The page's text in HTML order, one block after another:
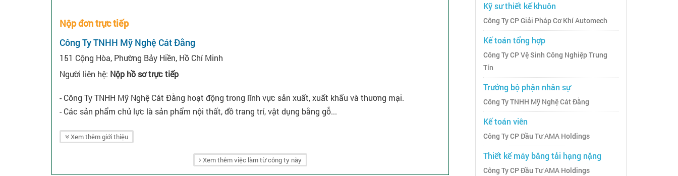
Nộp đơn trực tiếp
Công Ty TNHH Mỹ Nghệ Cát Đằng
151 Cộng Hòa, Phường Bảy Hiền, Hồ Chí Minh
Người liên hệ: Nộp hồ sơ trực tiếp
- Công Ty TNHH Mỹ Nghệ Cát Đằng hoạt động trong lĩnh vực sản xuất, xuất khẩu và thương mại.
- Các sản phẩm chủ lực là sản phẩm nội thất, đồ trang trí, vật dụng bằng gỗ...
Xem thêm giới thiệu
Xem thêm việc làm từ công ty này
Kỹ sư thiết kế khuôn
Công Ty CP Giải Pháp Cơ Khí Automech
Kế toán tổng hợp
Công Ty CP Vệ Sinh Công Nghiệp Trung
Tín
Trưởng bộ phận nhân sự
Công Ty TNHH Mỹ Nghệ Cát Đằng
Kế toán viên
Công Ty CP Đầu Tư AMA Holdings
Thiết kế máy băng tải hạng nặng
Công Ty CP Đầu Tư AMA Holdings